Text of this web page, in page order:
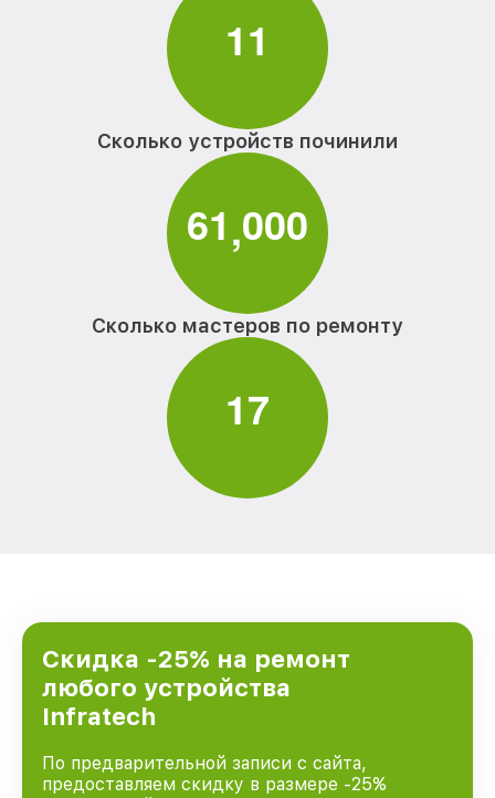
11
Сколько устройств починили
61,000
Сколько мастеров по ремонту
17
Скидка -25% на ремонт
любого устройства
Infratech
По предварительной записи с сайта,
предоставляем скидку в размере -25%